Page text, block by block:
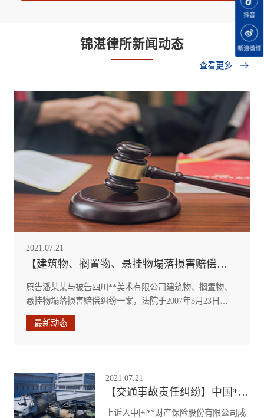
锦湛律所新闻动态
查看更多
2021.07.21
【建筑物、搁置物、悬挂物塌落损害赔偿纠纷】原告潘某某与被告四川**美术有限公司建筑物、搁置物、悬挂物塌落损害赔偿纠纷
原告潘某某与被告四川**美术有限公司建筑物、搁置物、
悬挂物塌落损害赔偿纠纷一案，法院于2007年5月23日受
理后，依法由审判员林娜适用简易程序独任审判，于2007
年6月27日公开开庭进行了审理，后根据案情需要，本案
最新动态
2021.07.21
【交通事故责任纠纷】中国**财产保险股份有限公司成都市锦城支公司、钟某机动车交通事故责任纠纷
上诉人中国**财产保险股份有限公司成
抖音
新浪微博